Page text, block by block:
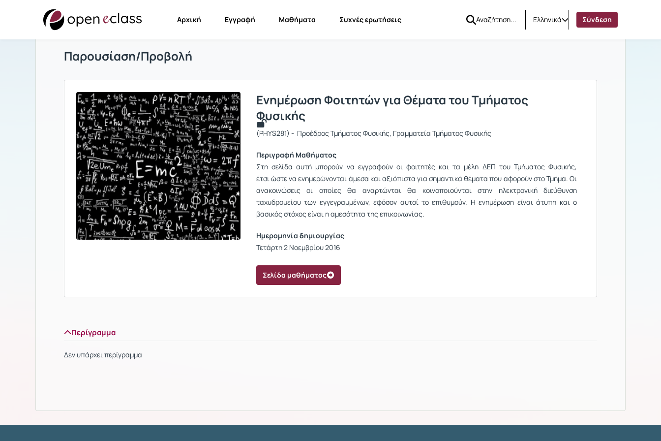
Αρχική Εγγραφή Μαθήματα Συχνές ερωτήσεις Ελληνικά Σύνδεση
Παρουσίαση/Προβολή
Ενημέρωση Φοιτητών για Θέματα του Τμήματος
Φυσικής
(PHYS281) - Προέδρος Τμήματος Φυσικής, Γραμματεία Τμήματος Φυσικής
Περιγραφή Μαθήματος
Στη σελίδα αυτή μπορούν να εγγραφούν οι φοιτητές και τα μέλη ΔΕΠ του Τμήματος Φυσικής,
έτσι ώστε να ενημερώνονται άμεσα και αξιόπιστα για σημαντικά θέματα που αφορούν στο Τμήμα. Οι
ανακοινώσεις οι οποίες θα αναρτώνται θα κοινοποιούνται στην ηλεκτρονική διεύθυνση
ταχυδρομείου των εγγεγραμμένων, εφόσον αυτοί το επιθυμούν. Η ενημέρωση είναι άτυπη και ο
βασικός στόχος είναι η αμεσότητα της επικοινωνίας.
Ημερομηνία δημιουργίας
Τετάρτη 2 Νοεμβρίου 2016
Σελίδα μαθήματος
Περίγραμμα
Δεν υπάρχει περίγραμμα